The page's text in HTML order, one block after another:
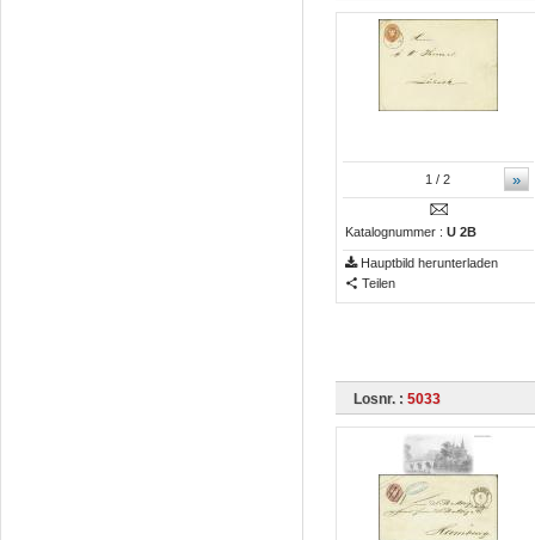
»
1 / 2
Katalognummer : U 2B
Hauptbild herunterladen
Teilen
Losnr. : 5033